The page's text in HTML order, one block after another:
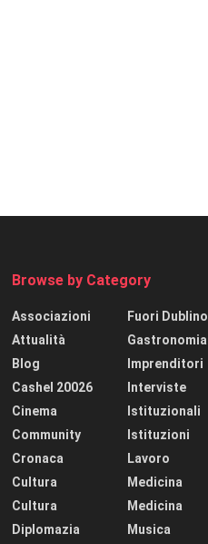
Browse by Category
Associazioni
Attualità
Blog
Cashel 20026
Cinema
Community
Cronaca
Cultura
Cultura
Diplomazia
Fuori Dublino
Gastronomia
Imprenditori
Interviste
Istituzionali
Istituzioni
Lavoro
Medicina
Medicina
Musica